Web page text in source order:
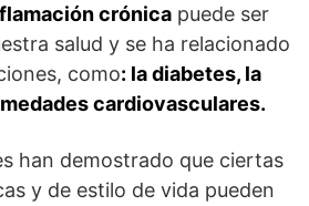
crónica puede ser
salud y se ha relacionado
como: la diabetes, la
cardiovasculares.
han demostrado que ciertas
y de estilo de vida pueden